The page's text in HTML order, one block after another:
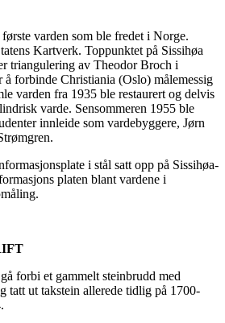
varden som ble fredet i Norge.
Kartverk. Toppunktet på Sissihøa
triangulering av Theodor Broch i
forbinde Christiania (Oslo) målemessig
varden fra 1935 ble restaurert og delvis
varde. Sensommeren 1955 ble
innleide som vardebyggere, Jørn
i stål satt opp på Sissihøa-
platen blant vardene i
forbi et gammelt steinbrudd med
tatt ut takstein allerede tidlig på 1700-